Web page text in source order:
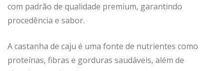
com padrão de qualidade premium, garantindo
procedência e sabor.
A castanha de caju é uma fonte de nutrientes como
proteínas, fibras e gorduras saudáveis, além de